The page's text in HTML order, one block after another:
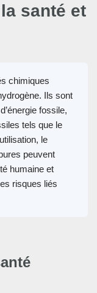
santé et
chimiques
Ils sont
fossile,
tels que le
le
peuvent
humaine et
risques liés